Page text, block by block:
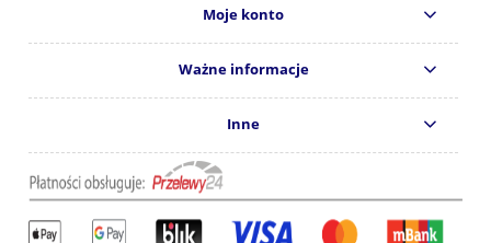
Moje konto
Ważne informacje
Inne